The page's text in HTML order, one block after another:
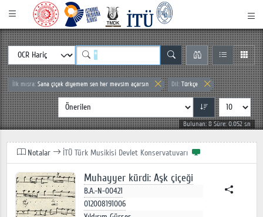
İlk mısra: Sana çiçek diyemem sen her mevsim açarsın Dil: Türkçe
Bulunan: 8 Süre: 0.052 sn
Notalar İTÜ Türk Musikisi Devlet Konservatuvarı
Muhayyer kürdi: Aşk çiçeği
B.A.-N-00421
012008191006